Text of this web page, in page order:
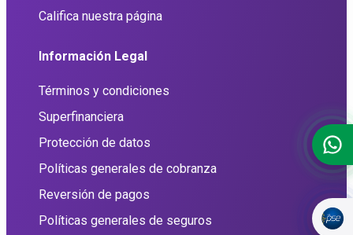
Califica nuestra página
Información Legal
Términos y condiciones
Superfinanciera
Protección de datos
Políticas generales de cobranza
Reversión de pagos
Políticas generales de seguros